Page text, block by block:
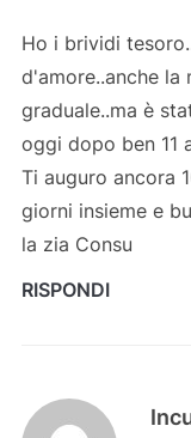
Ho i brividi
d'amore..anche la
graduale..ma è
oggi dopo ben 11
Ti auguro ancora
giorni insieme e
la zia Consu
RISPONDI